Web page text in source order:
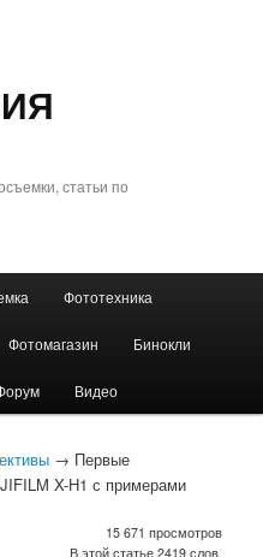
статьи по
Фототехника
Фотомагазин Бинокли
Видео
→ Первые
X-H1 с примерами
15 671 просмотров
В этой статье 2419 слов.